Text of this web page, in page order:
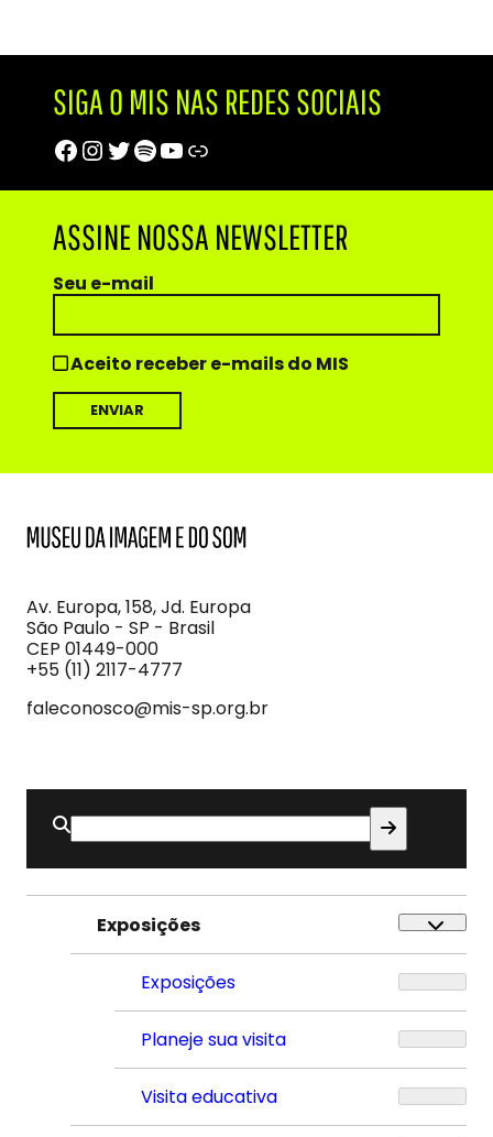
SIGA O MIS NAS REDES SOCIAIS
Facebook
Instagram
Twitter
Spotify
Youtube
Trip Advisor
ASSINE NOSSA NEWSLETTER
Seu e-mail
Aceito receber e-mails do MIS
Imagem
e
do
Som
Av. Europa, 158, Jd. Europa
São Paulo - SP - Brasil
CEP 01449-000
+55 (11) 2117-4777
faleconosco@mis-sp.org.br
Buscar
por:
Exposições
Exposições
Planeje sua visita
Visita educativa